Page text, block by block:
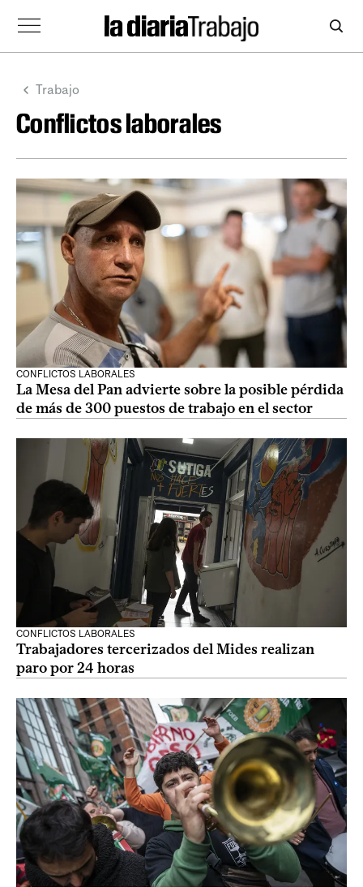
Trabajo
Conflictos laborales
CONFLICTOS LABORALES
La Mesa del Pan advierte sobre la posible pérdida
de más de 300 puestos de trabajo en el sector
CONFLICTOS LABORALES
Trabajadores tercerizados del Mides realizan
paro por 24 horas